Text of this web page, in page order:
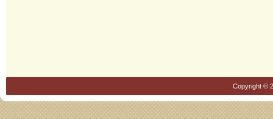
Copyright ©